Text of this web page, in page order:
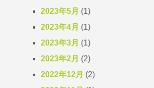
2023年5月 (1)
2023年4月 (1)
2023年3月 (1)
2023年2月 (2)
2022年12月 (2)